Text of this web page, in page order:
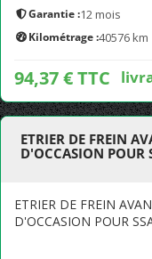
Garantie :12 mois
Kilométrage :40576 km
94,37 € TTC
ETRIER DE FREIN
D'OCCASION POUR
ETRIER DE FREIN
D'OCCASION POUR